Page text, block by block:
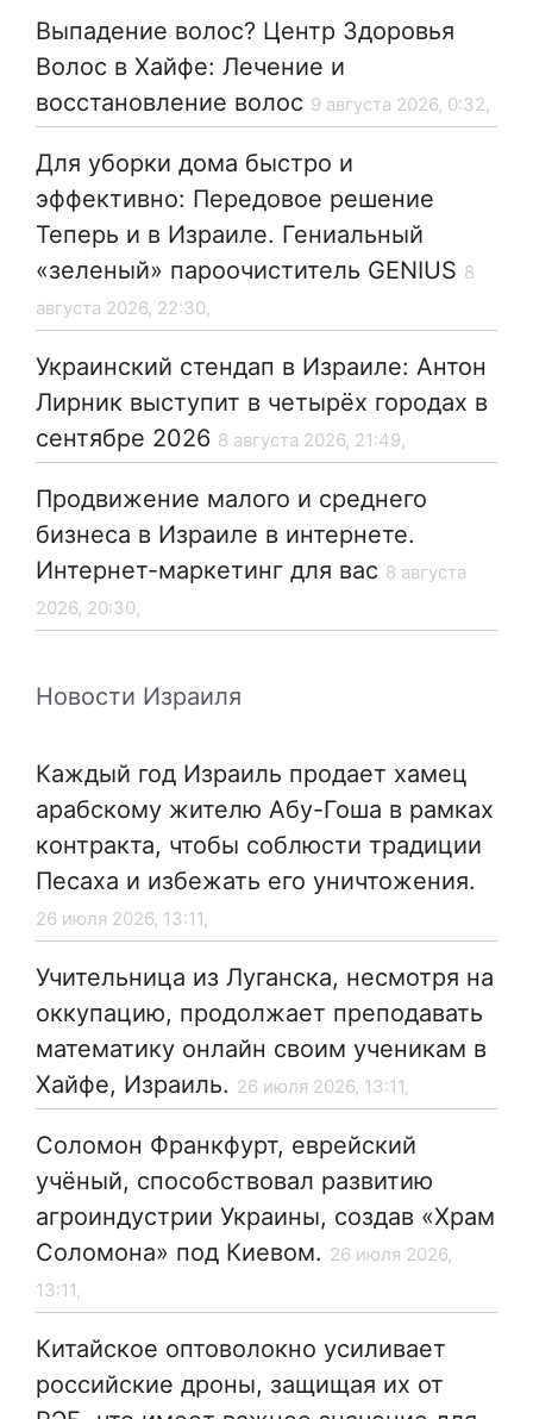
Выпадение волос? Центр Здоровья
Волос в Хайфе: Лечение и
восстановление волос 9 августа 2026, 0:32,
Для уборки дома быстро и
эффективно: Передовое решение
Теперь и в Израиле. Гениальный
«зеленый» пароочиститель GENIUS 8
августа 2026, 22:30,
Украинский стендап в Израиле: Антон
Лирник выступит в четырёх городах в
сентябре 2026 8 августа 2026, 21:49,
Продвижение малого и среднего
бизнеса в Израиле в интернете.
Интернет-маркетинг для вас 8 августа
2026, 20:30,
Новости Израиля
Каждый год Израиль продает хамец
арабскому жителю Абу-Гоша в рамках
контракта, чтобы соблюсти традиции
Песаха и избежать его уничтожения.
26 июля 2026, 13:11,
Учительница из Луганска, несмотря на
оккупацию, продолжает преподавать
математику онлайн своим ученикам в
Хайфе, Израиль. 26 июля 2026, 13:11,
Соломон Франкфурт, еврейский
учёный, способствовал развитию
агроиндустрии Украины, создав «Храм
Соломона» под Киевом. 26 июля 2026,
13:11,
Китайское оптоволокно усиливает
российские дроны, защищая их от